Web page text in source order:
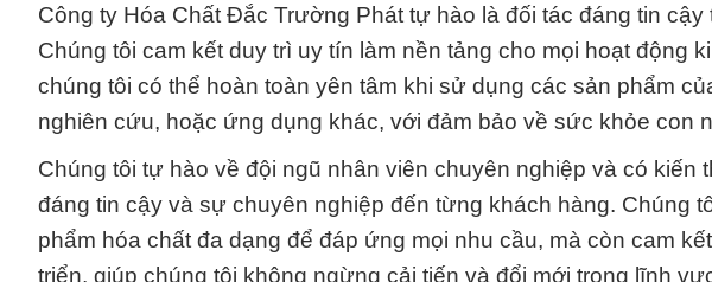
Công ty Hóa Chất Đắc Trường Phát tự hào là đối tác đáng tin
Chúng tôi cam kết duy trì uy tín làm nền tảng cho mọi hoạt động
chúng tôi có thể hoàn toàn yên tâm khi sử dụng các sản phẩm
nghiên cứu, hoặc ứng dụng khác, với đảm bảo về sức khỏe con
Chúng tôi tự hào về đội ngũ nhân viên chuyên nghiệp và có
đáng tin cậy và sự chuyên nghiệp đến từng khách hàng. Chúng
phẩm hóa chất đa dạng để đáp ứng mọi nhu cầu, mà còn cam
triển, giúp chúng tôi không ngừng cải tiến và đổi mới trong lĩnh